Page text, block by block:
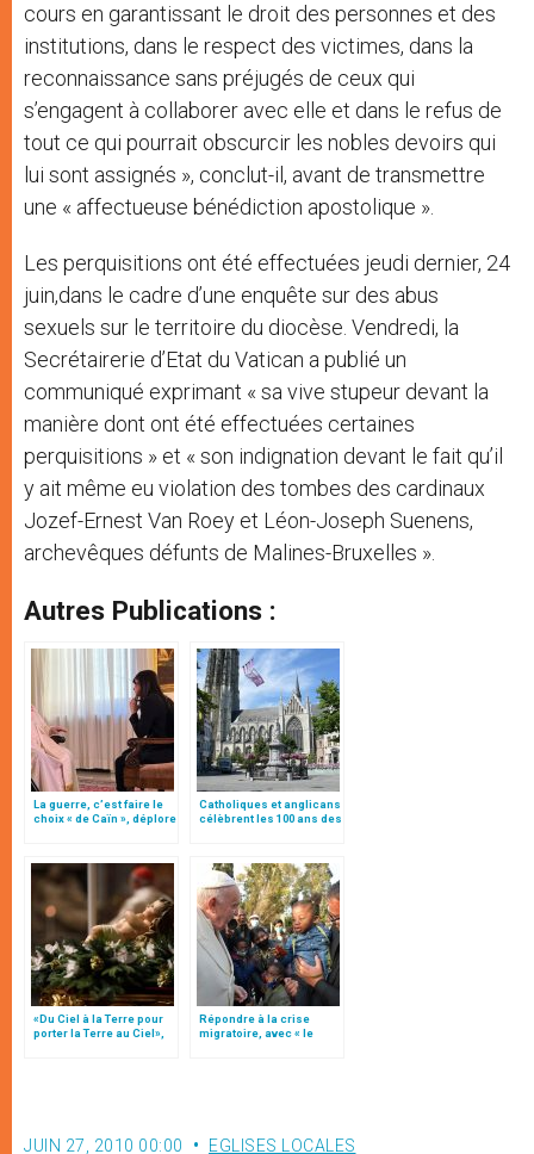
cours en garantissant le droit des personnes et des
institutions, dans le respect des victimes, dans la
reconnaissance sans préjugés de ceux qui
s’engagent à collaborer avec elle et dans le refus de
tout ce qui pourrait obscurcir les nobles devoirs qui
lui sont assignés », conclut-il, avant de transmettre
une « affectueuse bénédiction apostolique ».
Les perquisitions ont été effectuées jeudi dernier, 24
juin,dans le cadre d’une enquête sur des abus
sexuels sur le territoire du diocèse. Vendredi, la
Secrétairerie d’Etat du Vatican a publié un
communiqué exprimant « sa vive stupeur devant la
manière dont ont été effectuées certaines
perquisitions » et « son indignation devant le fait qu’il
y ait même eu violation des tombes des cardinaux
Jozef-Ernest Van Roey et Léon-Joseph Suenens,
archevêques défunts de Malines-Bruxelles ».
Autres Publications :
La guerre, c’est faire le
choix « de Caïn », déplore
Catholiques et anglicans
célèbrent les 100 ans des
«Du Ciel à la Terre pour
porter la Terre au Ciel»,
Répondre à la crise
migratoire, avec « le
JUIN 27, 2010 00:00 EGLISES LOCALES